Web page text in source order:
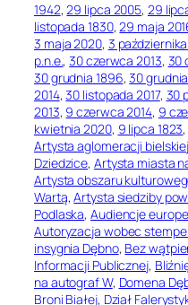
1942, 29 lipca 2005, 29
listopada 1830, 29 maja
3 maja 2020, 3
p.n.e., 30 czerwca 2013, 30
30 grudnia 1896, 30
2014, 30 listopada 2017, 30
2013, 9 czerwca 2014, 9
kwietnia 2020, 9 lipca 1823,
Artysta aglomeracji
Dziedzice, Artysta miasta
Artysta obszaru
Wartą, Artysta siedziby
Podlaska, Audiencje
Autoryzacja wobec
insygnia Dębno, Bez
Informacji Publicznej,
na autograf W, Domena
Broni Białej, Dział